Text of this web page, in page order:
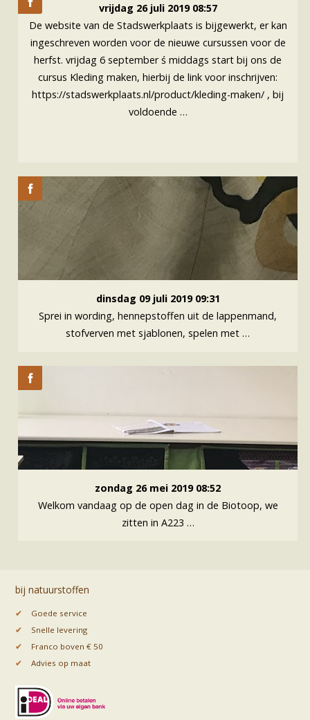
vrijdag 26 juli 2019 08:57
De website van de Stadswerkplaats is bijgewerkt, er kan
ingeschreven worden voor de nieuwe cursussen voor de
herfst. vrijdag 6 september ś middags start bij ons de
cursus Kleding maken, hierbij de link voor inschrijven:
https://stadswerkplaats.nl/product/kleding-maken/ , bij
voldoende …
dinsdag 09 juli 2019 09:31
Sprei in wording, hennepstoffen uit de lappenmand,
stofverven met sjablonen, spelen met …
zondag 26 mei 2019 08:52
Welkom vandaag op de open dag in de Biotoop, we
zitten in A223 …
bij natuurstoffen
✔
Goede service
✔
Snelle levering
✔
Franco boven € 50
✔
Advies op maat